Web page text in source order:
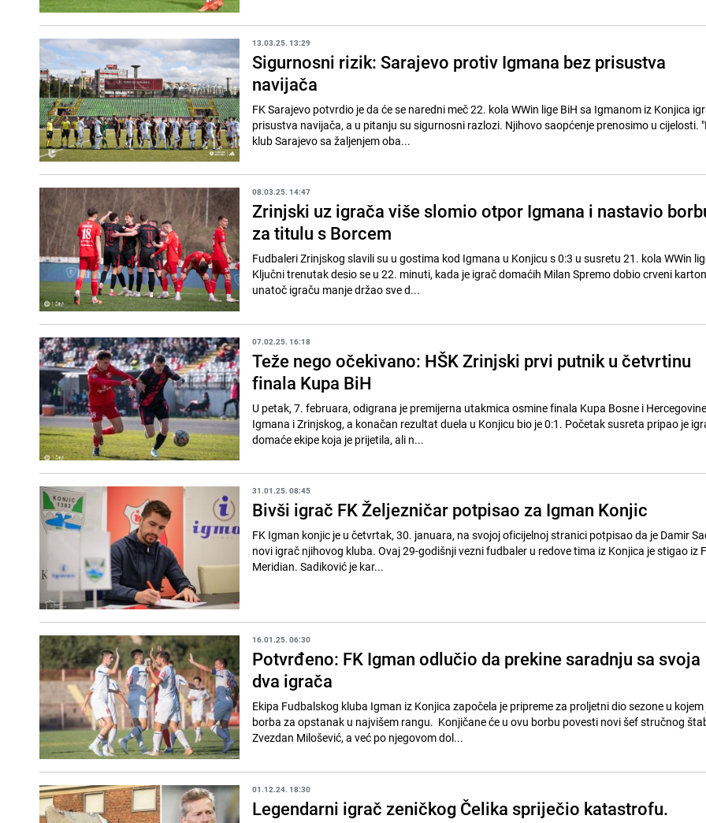
13.03.25. 13:29
Sigurnosni rizik: Sarajevo protiv Igmana bez prisustva
navijača
FK Sarajevo potvrdio je da će se naredni meč 22. kola WWin lige BiH sa Igmanom iz Konjica
prisustva navijača, a u pitanju su sigurnosni razlozi. Njihovo saopćenje prenosimo u cijelosti.
klub Sarajevo sa žaljenjem oba...
08.03.25. 14:47
Zrinjski uz igrača više slomio otpor Igmana i nastavio
za titulu s Borcem
Fudbaleri Zrinjskog slavili su u gostima kod Igmana u Konjicu s 0:3 u susretu 21. kola WWin
Ključni trenutak desio se u 22. minuti, kada je igrač domaćih Milan Spremo dobio crveni
unatoč igraču manje držao sve d...
07.02.25. 16:18
Teže nego očekivano: HŠK Zrinjski prvi putnik u četvrtinu
finala Kupa BiH
U petak, 7. februara, odigrana je premijerna utakmica osmine finala Kupa Bosne i
Igmana i Zrinjskog, a konačan rezultat duela u Konjicu bio je 0:1. Početak susreta pripao je
domaće ekipe koja je prijetila, ali n...
31.01.25. 08:45
Bivši igrač FK Željezničar potpisao za Igman Konjic
FK Igman konjic je u četvrtak, 30. januara, na svojoj oficijelnoj stranici potpisao da je Damir
novi igrač njihovog kluba. Ovaj 29-godišnji vezni fudbaler u redove tima iz Konjica je stigao iz
Meridian. Sadiković je kar...
16.01.25. 06:30
Potvrđeno: FK Igman odlučio da prekine saradnju sa svoja
dva igrača
Ekipa Fudbalskog kluba Igman iz Konjica započela je pripreme za proljetni dio sezone u kojem
borba za opstanak u najvišem rangu. Konjičane će u ovu borbu povesti novi šef stručnog
Zvezdan Milošević, a već po njegovom dol...
01.12.24. 18:30
Legendarni igrač zeničkog Čelika spriječio katastrofu.